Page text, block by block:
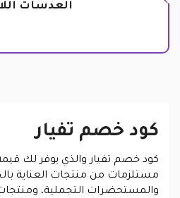
العدسات
كود خصم تفيار
كود خصم تفيار والذي يوفر لك
مستلزمات من منتجات العناية
والمستحضرات التجملية، ومنتجات